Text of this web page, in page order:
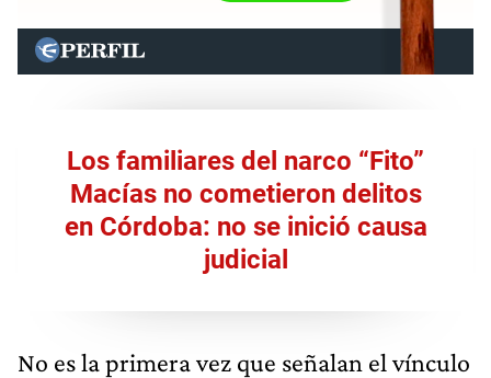
Los familiares del narco “Fito”
Macías no cometieron delitos
en Córdoba: no se inició causa
judicial
No es la primera vez que señalan el vínculo